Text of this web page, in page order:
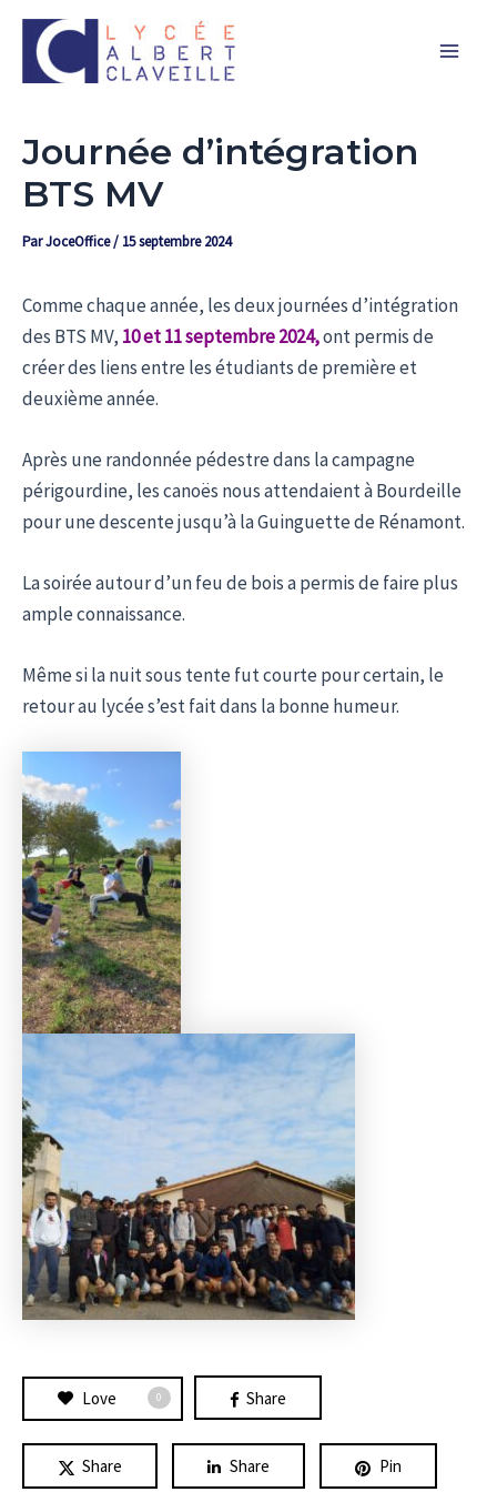
Aller
contenu
Journée d’intégration
BTS MV
ParJoceOffice/ 15 septembre 2024
Comme chaque année, les deux journées d’intégration
des BTS MV, 10 et 11 septembre 2024,ont permis de
créer des liens entre les étudiants de première et
deuxième année.
Après une randonnée pédestre dans la campagne
périgourdine, les canoës nous attendaient à Bourdeille
pour une descente jusqu’à la Guinguette de Rénamont.
La soirée autour d’un feu de bois a permis de faire plus
ample connaissance.
Même si la nuit sous tente fut courte pour certain, le
retour au lycée s’est fait dans la bonne humeur.
Love 0 Share
Share Share Pin